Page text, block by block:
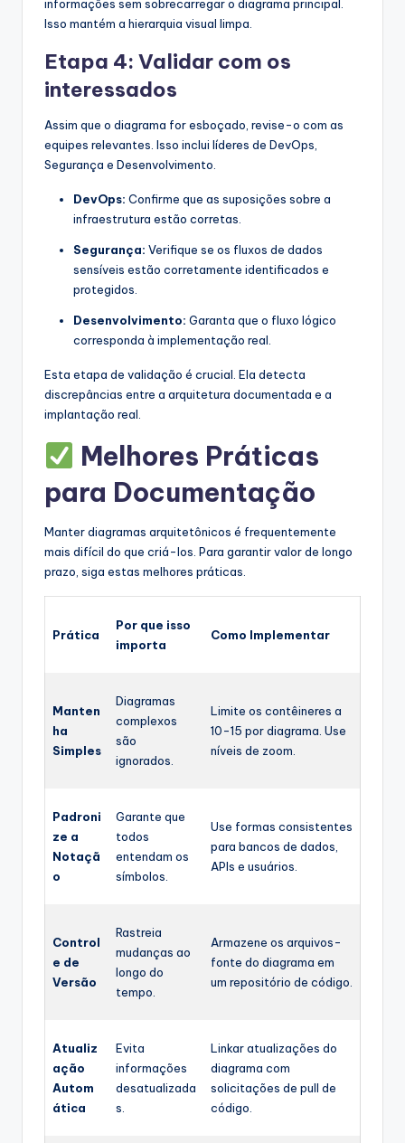
informações sem sobrecarregar o diagrama principal.
Isso mantém a hierarquia visual limpa.
Etapa 4: Validar com os
interessados
Assim que o diagrama for esboçado, revise-o com as
equipes relevantes. Isso inclui líderes de DevOps,
Segurança e Desenvolvimento.
DevOps: Confirme que as suposições sobre a
infraestrutura estão corretas.
Segurança: Verifique se os fluxos de dados
sensíveis estão corretamente identificados e
protegidos.
Desenvolvimento: Garanta que o fluxo lógico
corresponda à implementação real.
Esta etapa de validação é crucial. Ela detecta
discrepâncias entre a arquitetura documentada e a
implantação real.
Melhores Práticas
para Documentação
Manter diagramas arquitetônicos é frequentemente
mais difícil do que criá-los. Para garantir valor de longo
prazo, siga estas melhores práticas.
Prática
Por que isso
importa
Como Implementar
Manten
ha
Simples
Diagramas
complexos
são
ignorados.
Limite os contêineres a
10-15 por diagrama. Use
níveis de zoom.
Padroni
ze a
Notaçã
o
Garante que
todos
entendam os
símbolos.
Use formas consistentes
para bancos de dados,
APIs e usuários.
Control
e de
Versão
Rastreia
mudanças ao
longo do
tempo.
Armazene os arquivos-
fonte do diagrama em
um repositório de código.
Atualiz
ação
Autom
ática
Evita
informações
desatualizada
s.
Linkar atualizações do
diagrama com
solicitações de pull de
código.